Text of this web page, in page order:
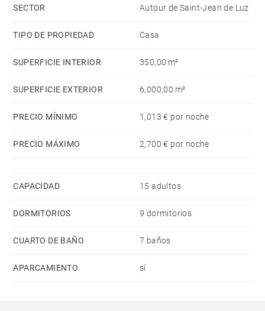
vajilla/cubertería, utensilios/cocina y cafetera.
SECTOR Autour de Saint-Jean de Luz
TIPO DE PROPIEDAD Casa
SUPERFICIE INTERIOR 350,00 m²
SUPERFICIE EXTERIOR 6,000,00 m²
PRECIO MÍNIMO 1,013 € por noche
PRECIO MÁXIMO 2,700 € por noche
CAPACIDAD 15 adultos
DORMITORIOS 9 dormitorios
CUARTO DE BAÑO 7 baños
APARCAMIENTO sí